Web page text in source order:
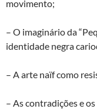
movimento;
– O imaginário da
identidade negra
– A arte naïf como
– As contradições e